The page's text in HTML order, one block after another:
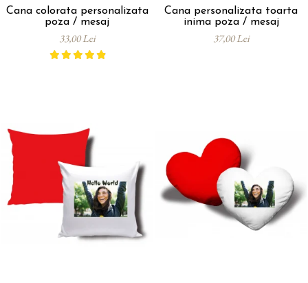
Cana colorata personalizata
poza / mesaj
33,00 Lei
Cana personalizata toarta
inima poza / mesaj
37,00 Lei